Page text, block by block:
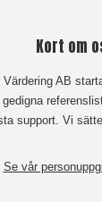
Kort om
AB
gedigna
support. Vi
Se vår